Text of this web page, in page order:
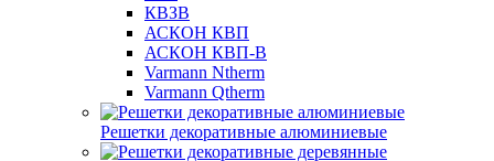
КВЗВ
АСКОН КВП
АСКОН КВП-В
Varmann Ntherm
Varmann Qtherm
Решетки декоративные алюминиевые